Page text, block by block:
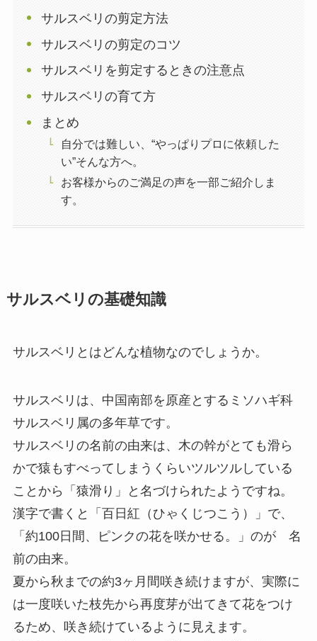
サルスベリの剪定方法
サルスベリの剪定のコツ
サルスベリを剪定するときの注意点
サルスベリの育て方
まとめ
自分では難しい、“やっぱりプロに依頼した
い”そんな方へ。
お客様からのご満足の声を一部ご紹介しま
す。
サルスベリの基礎知識
サルスベリとはどんな植物なのでしょうか。
サルスベリは、中国南部を原産とするミソハギ科
サルスベリ属の多年草です。
サルスベリの名前の由来は、木の幹がとても滑ら
かで猿もすべってしまうくらいツルツルしている
ことから「猿滑り」と名づけられたようですね。
漢字で書くと「百日紅（ひゃくじつこう）」で、
「約100日間、ピンクの花を咲かせる。」のが 名
前の由来。
夏から秋までの約3ヶ月間咲き続けますが、実際に
は一度咲いた枝先から再度芽が出てきて花をつけ
るため、咲き続けているように見えます。